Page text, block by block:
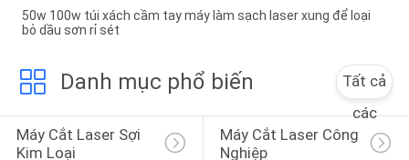
50w 100w túi xách cầm tay máy làm sạch laser xung để loại
bỏ dầu sơn rỉ sét
Danh mục phổ biến
Tất cả
các
Máy Cắt Laser Sợi
Kim Loại
Máy Cắt Laser Công
Nghiệp